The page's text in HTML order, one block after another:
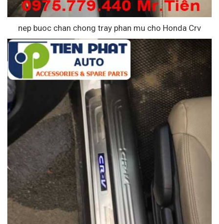
nep buoc chan chong tray phan mu cho Honda Crv